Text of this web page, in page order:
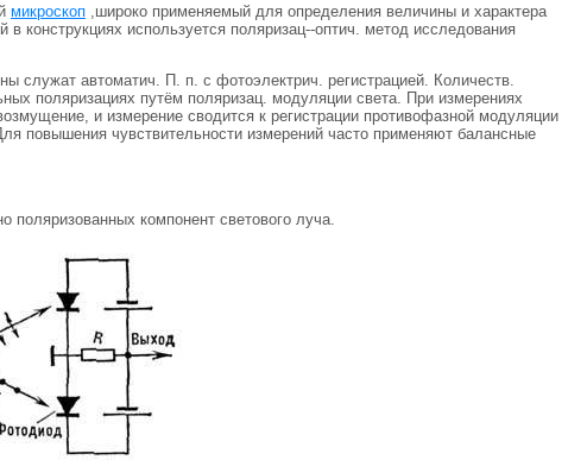
микроскоп ,широко применяемый для определения величины и характера
в конструкциях используется поляризац--оптич. метод исследования
служат автоматич. П. п. с фотоэлектрич. регистрацией. Количеств.
поляризациях путём поляризац. модуляции света. При измерениях
и измерение сводится к регистрации противофазной модуляции
повышения чувствительности измерений часто применяют балансные
поляризованных компонент светового луча.